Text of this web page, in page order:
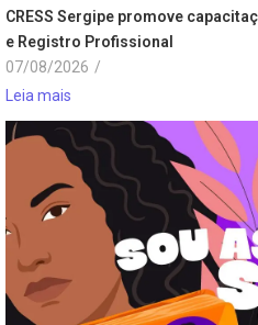
CRESS Sergipe promove
e Registro Profissional
07/08/2026 /
Leia mais